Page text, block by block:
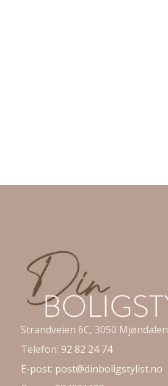
Strandveien 6C, 3050 Mjøndalen
Telefon: 92 82 24 74
E-post: post@dinboligstylist.no